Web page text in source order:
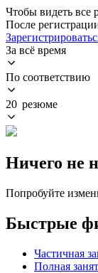
Чтобы видеть все
После
За всё время
По соответствию
20 резюме
Ничего не
Попробуйте
Быстрые
Частичная
Полная